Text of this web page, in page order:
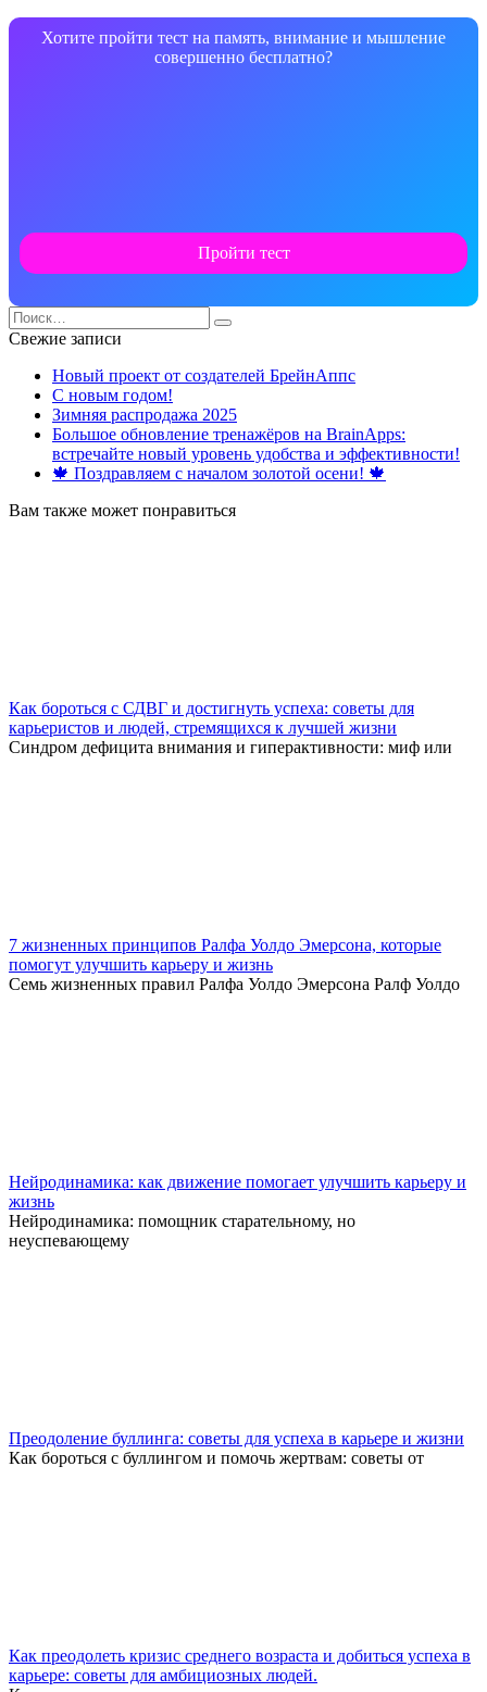
Хотите пройти тест на память, внимание и мышление
совершенно бесплатно?
Пройти тест
Search
for:
Свежие записи
Новый проект от создателей БрейнАппс
С новым годом!
Зимняя распродажа 2025
Большое обновление тренажёров на BrainApps:
встречайте новый уровень удобства и эффективности!
🍁 Поздравляем с началом золотой осени! 🍁
Вам также может понравиться
Как бороться с СДВГ и достигнуть успеха: советы для
карьеристов и людей, стремящихся к лучшей жизни
Синдром дефицита внимания и гиперактивности: миф или
7 жизненных принципов Ралфа Уолдо Эмерсона, которые
помогут улучшить карьеру и жизнь
Семь жизненных правил Ралфа Уолдо Эмерсона Ралф Уолдо
Нейродинамика: как движение помогает улучшить карьеру и
жизнь
Нейродинамика: помощник старательному, но
неуспевающему
Преодоление буллинга: советы для успеха в карьере и жизни
Как бороться с буллингом и помочь жертвам: советы от
Как преодолеть кризис среднего возраста и добиться успеха в
карьере: советы для амбициозных людей.